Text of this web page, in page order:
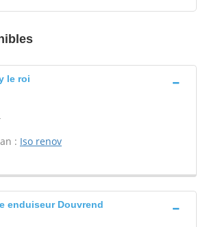
le roi
: Iso renov
enduiseur Douvrend